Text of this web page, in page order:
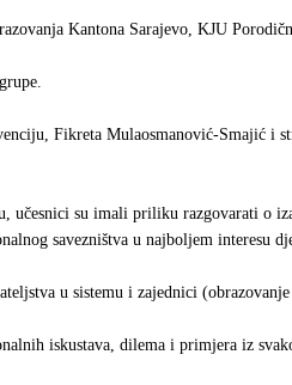
Kantona Sarajevo, KJU
Fikreta Mulaosmanović-Smajić i
su imali priliku razgovarati o
savezništva u najboljem interesu
u sistemu i zajednici
iskustava, dilema i primjera iz